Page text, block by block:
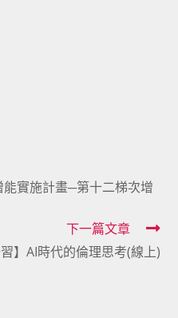
能實施計畫─第十二梯次增
下一篇文章
習】AI時代的倫理思考(線上)